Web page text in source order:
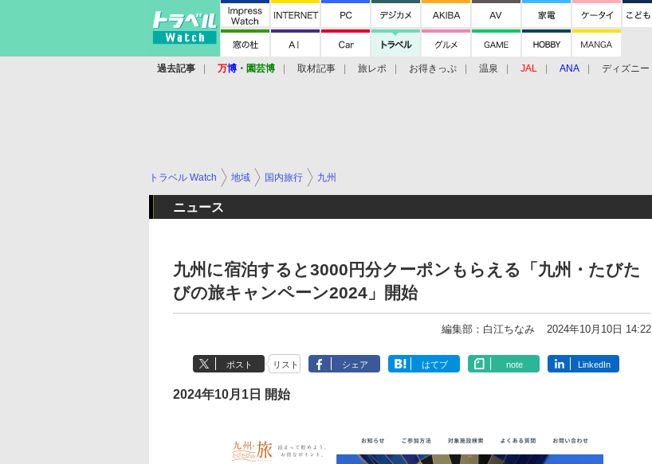
過去記事 万博 ・ 園芸博 取材記事 旅レポ お得きっぷ 温泉 JAL ANA ディズニー
トラベル Watch 地域 国内旅行 九州
ニュース
九州に宿泊すると3000円分クーポンもらえる「九州・たびた
びの旅キャンペーン2024」開始
編集部：白江ちなみ 2024年10月10日 14:22
ポスト リスト シェア はてブ note LinkedIn
2024年10月1日 開始